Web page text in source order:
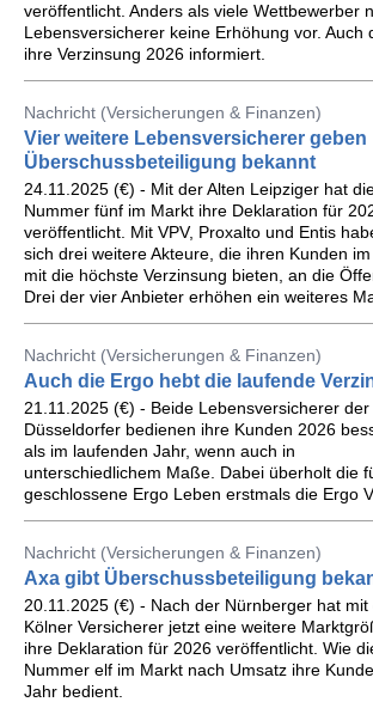
veröffentlicht. Anders als viele Wettbewerber
Lebensversicherer keine Erhöhung vor. Auch
ihre Verzinsung 2026 informiert.
Nachricht (Versicherungen & Finanzen)
Vier weitere Lebensversicherer geben
Überschussbeteiligung bekannt
24.11.2025 (€) - Mit der Alten Leipziger hat
Nummer fünf im Markt ihre Deklaration für
veröffentlicht. Mit VPV, Proxalto und Entis
sich drei weitere Akteure, die ihren Kunden
mit die höchste Verzinsung bieten, an die
Drei der vier Anbieter erhöhen ein weiteres
Nachricht (Versicherungen & Finanzen)
Auch die Ergo hebt die laufende
21.11.2025 (€) - Beide Lebensversicherer der
Düsseldorfer bedienen ihre Kunden 2026
als im laufenden Jahr, wenn auch in
unterschiedlichem Maße. Dabei überholt die
geschlossene Ergo Leben erstmals die Ergo
Nachricht (Versicherungen & Finanzen)
Axa gibt Überschussbeteiligung
20.11.2025 (€) - Nach der Nürnberger hat mit
Kölner Versicherer jetzt eine weitere
ihre Deklaration für 2026 veröffentlicht. Wie
Nummer elf im Markt nach Umsatz ihre
Jahr bedient.